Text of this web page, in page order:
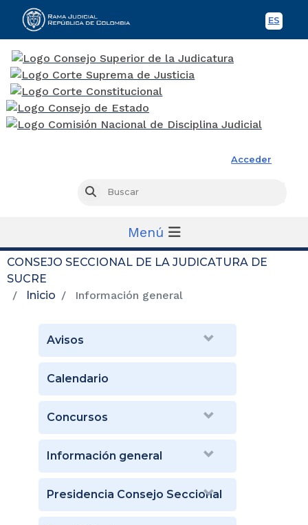
ES
Acceder
Buscar
Menú
CONSEJO SECCIONAL DE LA JUDICATURA DE
SUCRE
Inicio
Información general
Avisos
Calendario
Concursos
Información general
Presidencia Consejo Seccional